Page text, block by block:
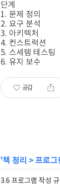
단계
1. 문제 정의
2. 요구 분석
3. 아키텍처
4. 컨스트럭션
5. 스세템 테스팅
6. 유지 보수
공감
'책 정리 > 프로그
3.6 프로그램 작성